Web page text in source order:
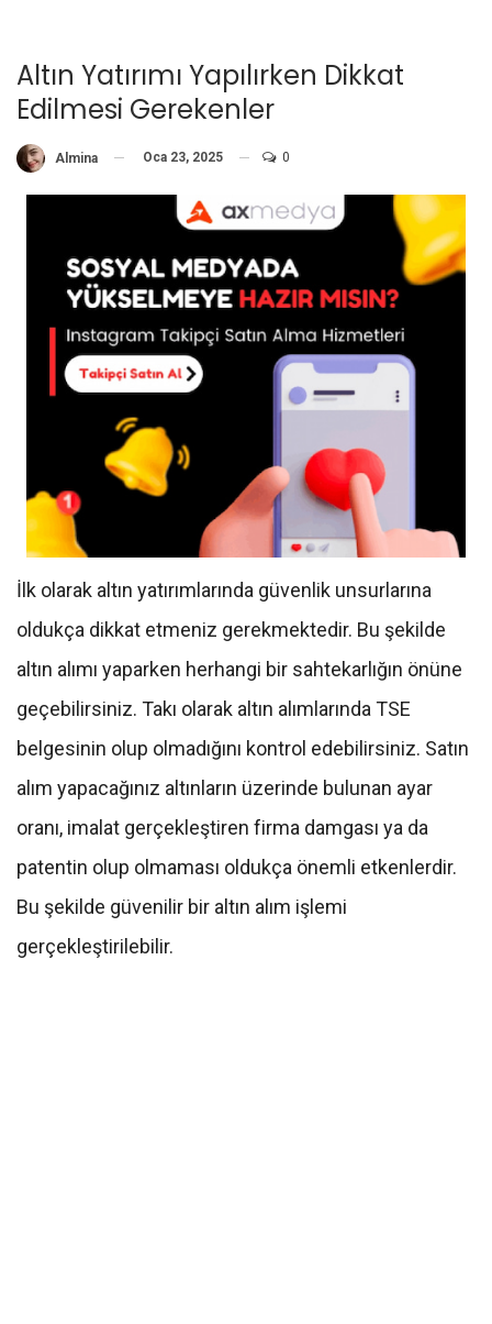
Altın Yatırımı Yapılırken Dikkat
Edilmesi Gerekenler
Almina Oca 23, 2025 0
İlk olarak altın yatırımlarında güvenlik unsurlarına
oldukça dikkat etmeniz gerekmektedir. Bu şekilde
altın alımı yaparken herhangi bir sahtekarlığın önüne
geçebilirsiniz. Takı olarak altın alımlarında TSE
belgesinin olup olmadığını kontrol edebilirsiniz. Satın
alım yapacağınız altınların üzerinde bulunan ayar
oranı, imalat gerçekleştiren firma damgası ya da
patentin olup olmaması oldukça önemli etkenlerdir.
Bu şekilde güvenilir bir altın alım işlemi
gerçekleştirilebilir.